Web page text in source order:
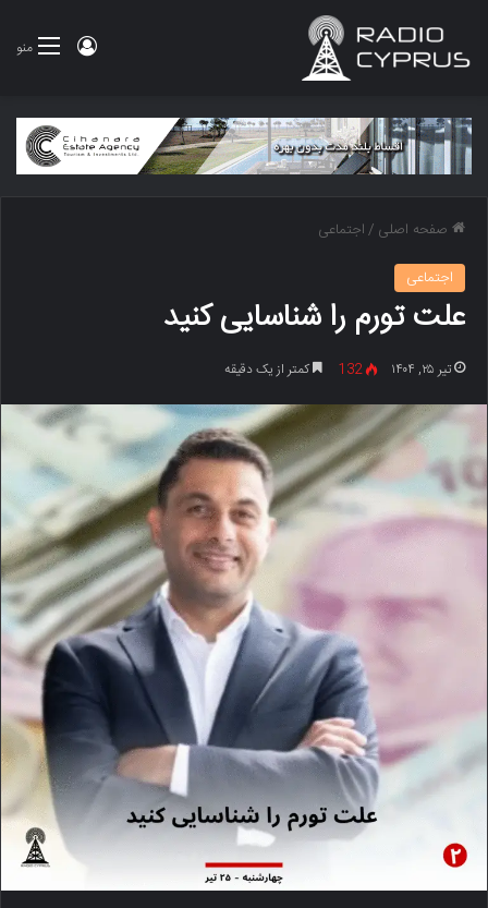
منو ورود
صفحه اصلی /اجتماعی
اجتماعی
علت تورم را شناسایی کنید
تیر ۲۵, ۱۴۰۴ 132 کمتر از یک دقیقه